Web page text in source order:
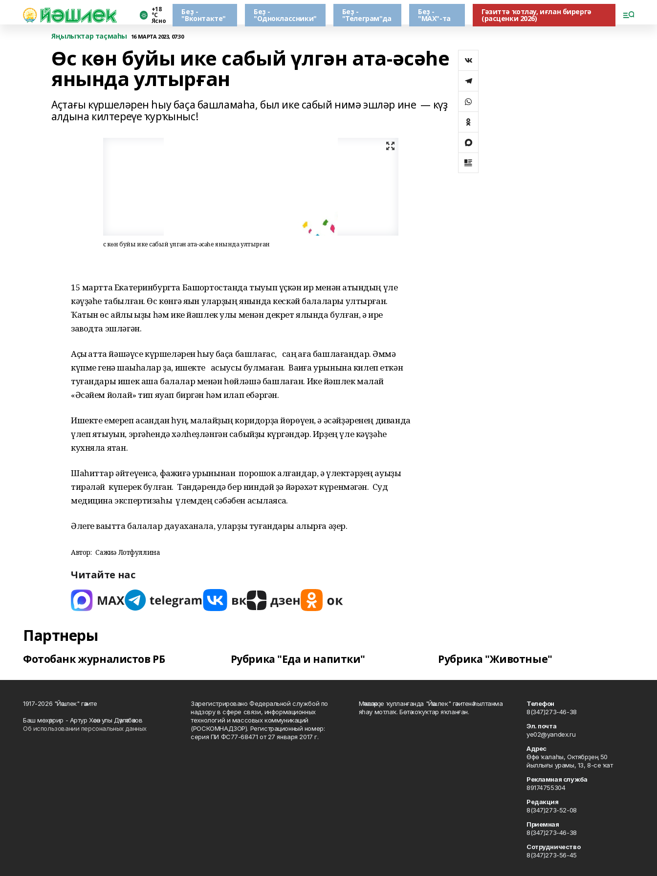
+18
°С
Ясно
Беҙ -
"Вконтакте"
Беҙ -
"Одноклассники"
Беҙ -
"Телеграм"да
Беҙ -
"МАХ"-та
Гәзиттә ҡотлау, иғлан бирергә
(расценки 2026)
Яңылыҡтар таҫмаһы
16 МАРТА 2023, 07:30
Өс көн буйы ике сабый үлгән ата-әсәһе
янында ултырған
Аҫтағы күршеләрен һыу баҫа башламаһа, был ике сабый нимә эшләр ине — күҙ
алдына килтереүе ҡурҡыныс!
Өс көн буйы ике сабый үлгән ата-әсәһе янында ултырған
15 мартта Екатеринбургта Башҡортостанда тыуып үҫкән ир менән ҡатындың үле
кәүҙәһе табылған. Өс көнгә яҡын уларҙың янында кескәй балалары ултырған.
Ҡатын өс айлыҡ ҡыҙы һәм ике йәшлек улы менән декрет ялында булған, ә ире
заводта эшләгән.
Аҫҡы ҡатта йәшәүсе күршеләрен һыу баҫа башлағас, саң ҡаға башлағандар. Әммә
күпме генә шаҡыһалар ҙа, ишекте асыусы булмаған. Ваҡиға урынына килеп еткән
туғандары ишек аша балалар менән һөйләшә башлаған. Ике йәшлек малай
«Әсәйем йоҡлай» тип яуап биргән һәм илап ебәргән.
Ишекте емереп асҡандан һуң, малайҙың коридорҙа йөрөүен, ә әсәйҙәренең диванда
үлеп ятыуын, эргәһендә хәлһеҙләнгән сабыйҙы күргәндәр. Ирҙең үле кәүҙәһе
кухняла ятҡан.
Шаһиттар әйтеүенсә, фажиғә урынынан порошок алғандар, ә үлектәрҙең ауыҙы
тирәләй күперек булған. Тәндәрендә бер ниндәй ҙә йәрәхәт күренмәгән. Суд
медицина экспертизаһы үлемдең сәбәбен асыҡлаясаҡ.
Әлеге ваҡытта балалар дауаханала, уларҙы туғандары алырға әҙер.
Автор: Сажиҙә Лотфуллина
Читайте нас
Партнеры
Фотобанк журналистов РБ Рубрика "Еда и напитки" Рубрика "Животные"
1917-2026 "Йәшлек" гәзите
Баш мөхәррир - Артур Хәсән улы Дәүләтбәков
Об использовании персональных данных
Зарегистрировано Федеральной службой по
надзору в сфере связи, информационных
технологий и массовых коммуникаций
(РОСКОМНАДЗОР). Регистрационный номер:
серия ПИ ФС77-68471 от 27 января 2017 г.
Мәҡәләләрҙе ҡулланғанда "Йәшлек" гәзитенә һылтанма
яһау мотлаҡ. Бөтә хоҡуҡтар яҡланған.
Телефон
8(347)273-46-38
Эл. почта
ye02@yandex.ru
Адрес
Өфө ҡалаһы, Октябрҙең 50
йыллығы урамы, 13, 8-се ҡат
Рекламная служба
89174755304
Редакция
8(347)273-52-08
Приемная
8(347)273-46-38
Сотрудничество
8(347)273-56-45